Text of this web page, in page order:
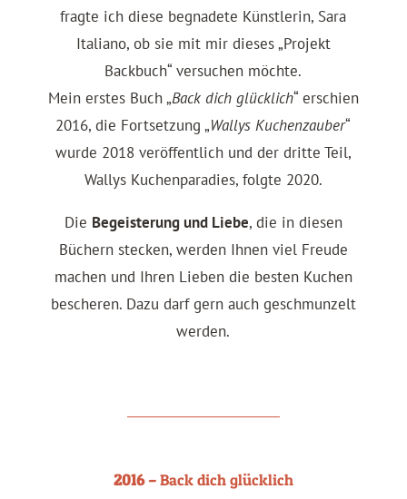
fragte ich diese begnadete Künstlerin, Sara
Italiano, ob sie mit mir dieses „Projekt
Backbuch“ versuchen möchte.
Mein erstes Buch „Back dich glücklich“ erschien
2016, die Fortsetzung „Wallys Kuchenzauber“
wurde 2018 veröffentlich und der dritte Teil,
Wallys Kuchenparadies, folgte 2020.
Die Begeisterung und Liebe, die in diesen
Büchern stecken, werden Ihnen viel Freude
machen und Ihren Lieben die besten Kuchen
bescheren. Dazu darf gern auch geschmunzelt
werden.
2016 –Back dich glücklich